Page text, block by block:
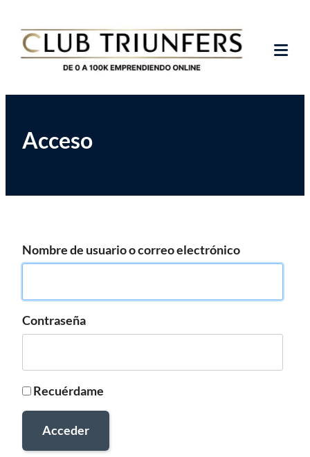
contenido
Club Triunfers
Acceso
Nombre de usuario o correo electrónico
Contraseña
Recuérdame
Acceder